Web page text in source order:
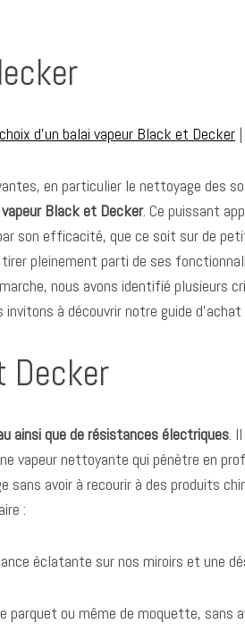
d’un balai vapeur Black et Decker |
en particulier le nettoyage des
Black et Decker. Ce puissant
son efficacité, que ce soit sur de
pleinement parti de ses
nous avons identifié plusieurs
à découvrir notre guide
Decker
ainsi que de résistances électriques.
nettoyante qui pénètre en
avoir à recourir à des produits
:
éclatante sur nos miroirs et une
parquet ou même de moquette,